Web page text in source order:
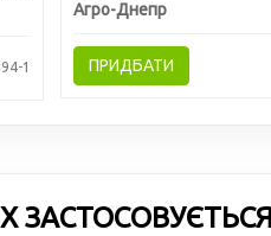
1
Агро-Днепр
ПРИДБАТИ